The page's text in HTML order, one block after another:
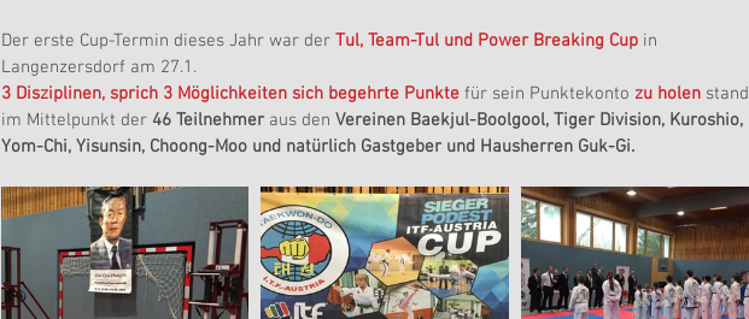
Der erste Cup-Termin dieses Jahr war der Tul, Team-Tul und Power Breaking Cup in
Langenzersdorf am 27.1.
3 Disziplinen, sprich 3 Möglichkeiten sich begehrte Punkte für sein Punktekonto zu holen stand
im Mittelpunkt der 46 Teilnehmer aus den Vereinen Baekjul-Boolgool, Tiger Division, Kuroshio,
Yom-Chi, Yisunsin, Choong-Moo und natürlich Gastgeber und Hausherren Guk-Gi.